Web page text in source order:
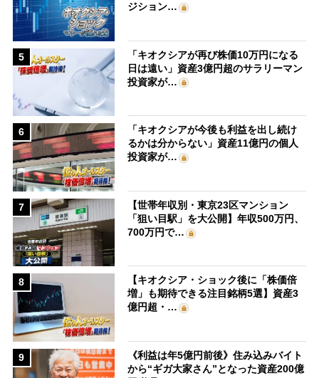
ジション…
5
「キオクシアが再び株価10万円になる
日は遠い」資産3億円超のサラリーマン
投資家が…
6
「キオクシアが今後も利益を出し続け
るかは分からない」資産11億円の個人
投資家が…
7
【世帯年収別・東京23区マンション
「狙い目駅」を大公開】年収500万円、
700万円で…
8
【キオクシア・ショック後に「株価倍
増」も期待できる注目銘柄5選】資産3
億円超・…
9
《利益は年5億円前後》住み込みバイト
から“ギガ大家さん”となった資産200億